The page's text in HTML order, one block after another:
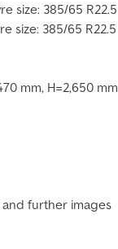
size: 385/65 R22.5
size: 385/65 R22.5
mm, H=2,650 mm
further images